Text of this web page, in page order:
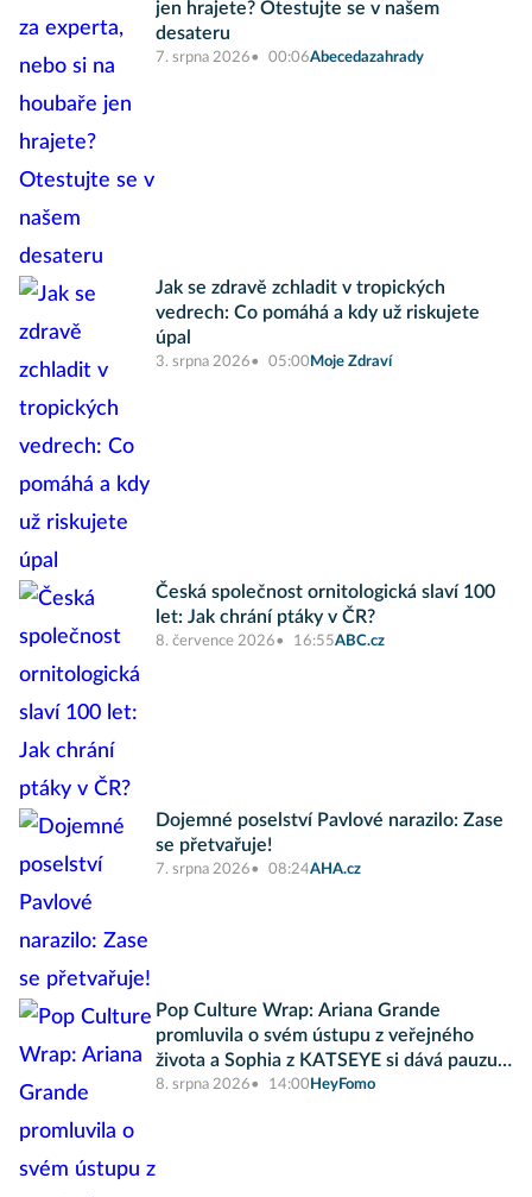
jen hrajete? Otestujte se v našem
desateru
7. srpna 2026 00:06Abecedazahrady
Jak se zdravě zchladit v tropických
vedrech: Co pomáhá a kdy už riskujete
úpal
3. srpna 2026 05:00 Moje Zdraví
Česká společnost ornitologická slaví 100
let: Jak chrání ptáky v ČR?
8. července 2026 16:55ABC.cz
Dojemné poselství Pavlové narazilo: Zase
se přetvařuje!
7. srpna 2026 08:24AHA.cz
Pop Culture Wrap: Ariana Grande
promluvila o svém ústupu z veřejného
života a Sophia z KATSEYE si dává pauzu
od skupiny
8. srpna 2026 14:00 HeyFomo